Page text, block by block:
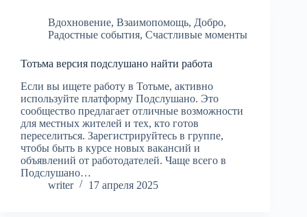
Вдохновение, Взаимопомощь, Добро,
Радостные события, Счастливые моменты
Тотьма версия подслушано найти работа
Если вы ищете работу в Тотьме, активно
используйте платформу Подслушано. Это
сообщество предлагает отличные возможности
для местных жителей и тех, кто готов
переселиться. Зарегистрируйтесь в группе,
чтобы быть в курсе новых вакансий и
объявлений от работодателей. Чаще всего в
Подслушано…
writer
17 апреля 2025